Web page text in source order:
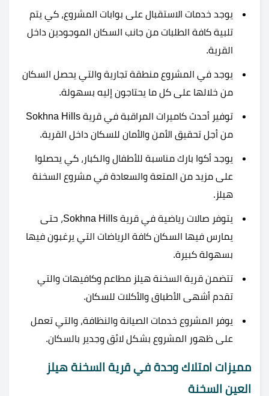
يوجد خدمات الاستقبال على بوابات المشروع، كي يتم
تلبية كافة الطلبات من جانب السكان الموجودين داخل
القرية.
يوجد في المشروع منطقة تجارية والتي يحصل السكان
من خلالها على كل ما يحتاجون إليه بسهولة.
توفير أحدث كاميرات المراقبة في قرية Sokhna Hills
من أجل تحقيق الأمن والأمان للسكان داخل القرية.
يوجد أكوا بارك مناسبة للأطفال والكبار، كي يحصلوا
على مزيد من المتعة والسعادة في مشروع السخنة
هيلز.
يتوفر صالات رياضية في قرية Sokhna Hills، حتى
يمارس فيها السكان كافة الرياضات التي يرغبون فيها
بسهولة كبيرة.
تتضمن قرية السخنة هيلز مطاعم وكافيهات والتي
تقدم أشهى الأطباق والأكلات للسكان.
يوفر المشروع خدمات الصيانة والنظافة، والتي تعمل
على ظهور المشروع بشكل لائق وجدير بالسكان.
مميزات امتلاك وحدة في قرية السخنة هيلز
العين السخنة